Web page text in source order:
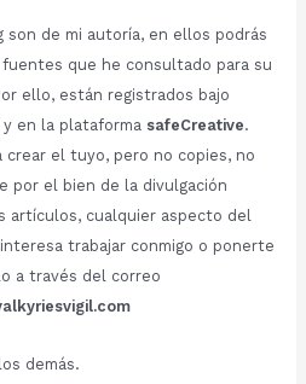
de mi autoría, en ellos podrás
que he consultado para su
ello, están registrados bajo
y en la plataforma safeCreative.
crear el tuyo, pero no copies, no
por el bien de la divulgación
artículos, cualquier aspecto del
trabajar conmigo o ponerte
a través del correo
demás.